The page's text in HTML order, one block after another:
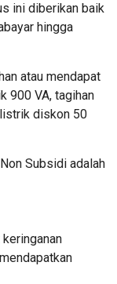
ini diberikan baik
hingga
atau mendapat
900 VA, tagihan
diskon 50
Subsidi adalah